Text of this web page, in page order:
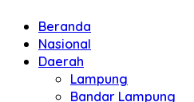
Beranda
Nasional
Daerah
Lampung
Bandar Lampung